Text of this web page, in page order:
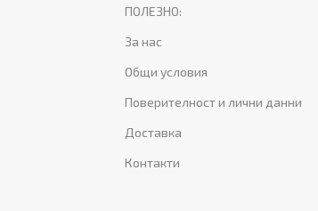
ПОЛЕЗНО:
За нас
Общи условия
Поверителност и лични данни
Доставка
Контакти